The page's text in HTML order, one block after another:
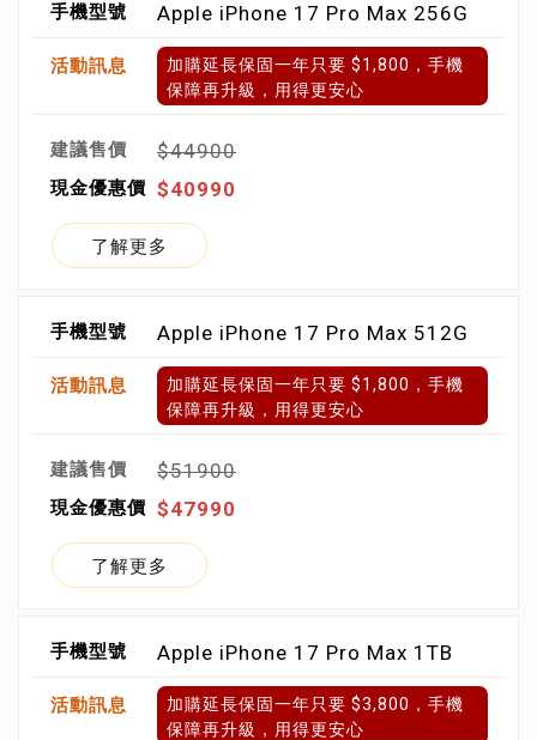
Apple iPhone 17 Pro Max 256G
加購延長保固一年只要 $1,800，手機
保障再升級，用得更安心
$44900
$40990
了解更多
Apple iPhone 17 Pro Max 512G
加購延長保固一年只要 $1,800，手機
保障再升級，用得更安心
$51900
$47990
了解更多
Apple iPhone 17 Pro Max 1TB
加購延長保固一年只要 $3,800，手機
保障再升級，用得更安心